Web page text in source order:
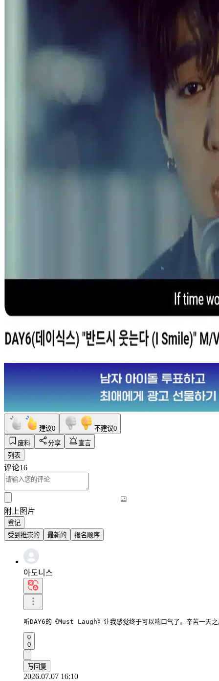
建议0 不建议0
废料
分享
宣言
列表
评论16
附上图片
登记
受到推崇的
最新的 报名顺序
아도니스
听DAY6的《Must Laugh》让我感觉终于可以喘口气了。辛苦一天
0
写回复
2026.07.07 16:10